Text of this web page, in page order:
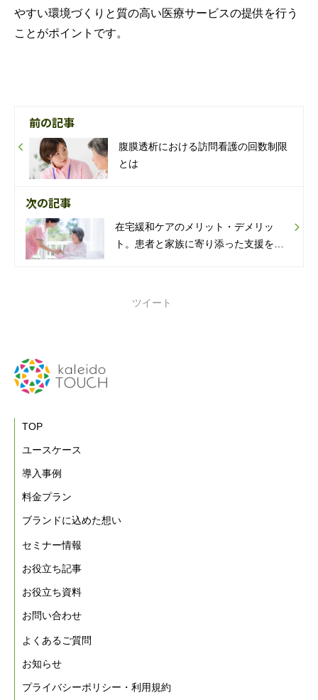
やすい環境づくりと質の高い医療サービスの提供を行う
ことがポイントです。
前の記事
腹膜透析における訪問看護の回数制限
とは
次の記事
在宅緩和ケアのメリット・デメリッ
ト。患者と家族に寄り添った支援を行
ツイート
TOP
ユースケース
導入事例
料金プラン
ブランドに込めた想い
セミナー情報
お役立ち記事
お役立ち資料
お問い合わせ
よくあるご質問
お知らせ
プライバシーポリシー・利用規約